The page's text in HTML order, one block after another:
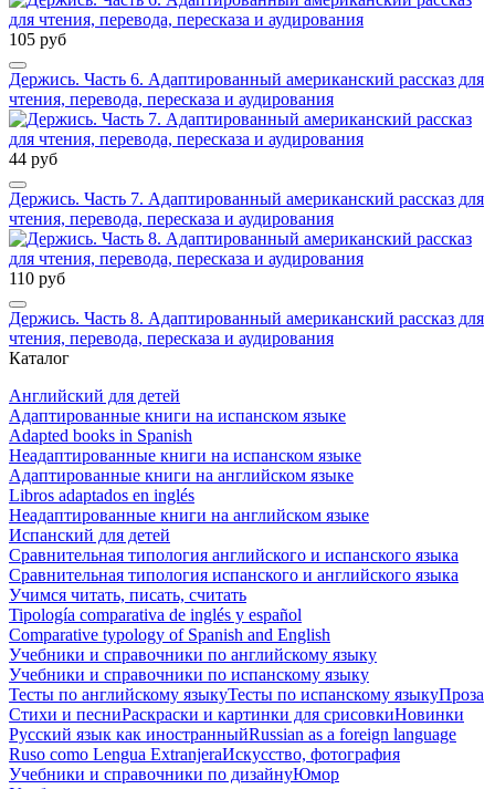
105 руб
Держись. Часть 6. Адаптированный американский рассказ для
чтения, перевода, пересказа и аудирования
44 руб
Держись. Часть 7. Адаптированный американский рассказ для
чтения, перевода, пересказа и аудирования
110 руб
Держись. Часть 8. Адаптированный американский рассказ для
чтения, перевода, пересказа и аудирования
Каталог
Английский для детей
Адаптированные книги на испанском языке
Adapted books in Spanish
Неадаптированные книги на испанском языке
Адаптированные книги на английском языке
Libros adaptados en inglés
Неадаптированные книги на английском языке
Испанский для детей
Сравнительная типология английского и испанского языка
Сравнительная типология испанского и английского языка
Учимся читать, писать, считать
Tipología comparativa de inglés y español
Comparative typology of Spanish and English
Учебники и справочники по английскому языку
Учебники и справочники по испанскому языку
Тесты по английскому языкуТесты по испанскому языкуПроза
Стихи и песниРаскраски и картинки для срисовкиНовинки
Русский язык как иностранныйRussian as a foreign language
Ruso como Lengua ExtranjeraИскусство, фотография
Учебники и справочники по дизайнуЮмор